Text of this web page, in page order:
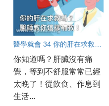
你知道嗎？肝臟沒有痛
覺，等到不舒服常常已經
太晚了！從飲食、作息到
生活...